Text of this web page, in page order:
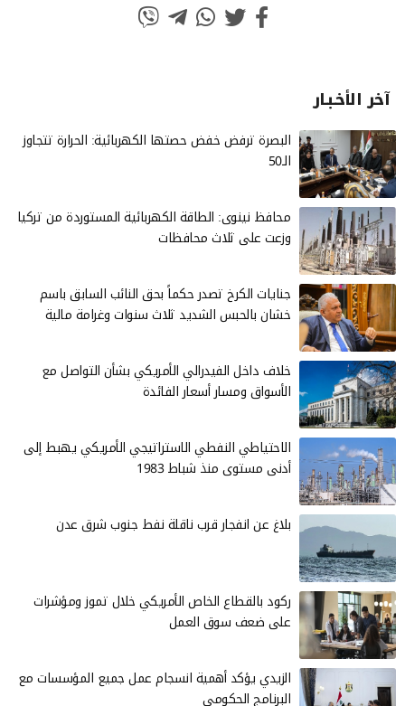
آخر الأخـبـار
البصرة ترفض خفض حصتها الكهربائية: الحرارة تتجاوز
الـ50
محافظ نينوى: الطاقة الكهربائية المستوردة من تركيا
وزعت على ثلاث محافظات
جنايات الكرخ تصدر حكماً بحق النائب السابق باسم
خشان بالحبس الشديد ثلاث سنوات وغرامة مالية
خلاف داخل الفيدرالي الأمريكي بشأن التواصل مع
الأسواق ومسار أسعار الفائدة
الاحتياطي النفطي الاستراتيجي الأمريكي يهبط إلى
أدنى مستوى منذ شباط 1983
بلاغ عن انفجار قرب ناقلة نفط جنوب شرق عدن
ركود بالقطاع الخاص الأمريكي خلال تموز ومؤشرات
على ضعف سوق العمل
الزيدي يؤكد أهمية انسجام عمل جميع المؤسسات مع
البرنامج الحكومي